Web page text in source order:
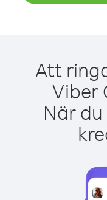
Att
Viber
När